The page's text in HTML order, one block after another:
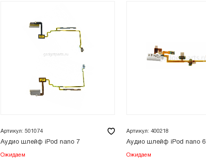
Артикул: 501074
Аудио шлейф iPod nano 7
Ожидаем
Артикул: 400218
Аудио шлейф iPod nano 6
Ожидаем